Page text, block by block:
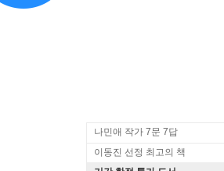
나민애 작가 7문 7답
이동진 선정 최고의 책